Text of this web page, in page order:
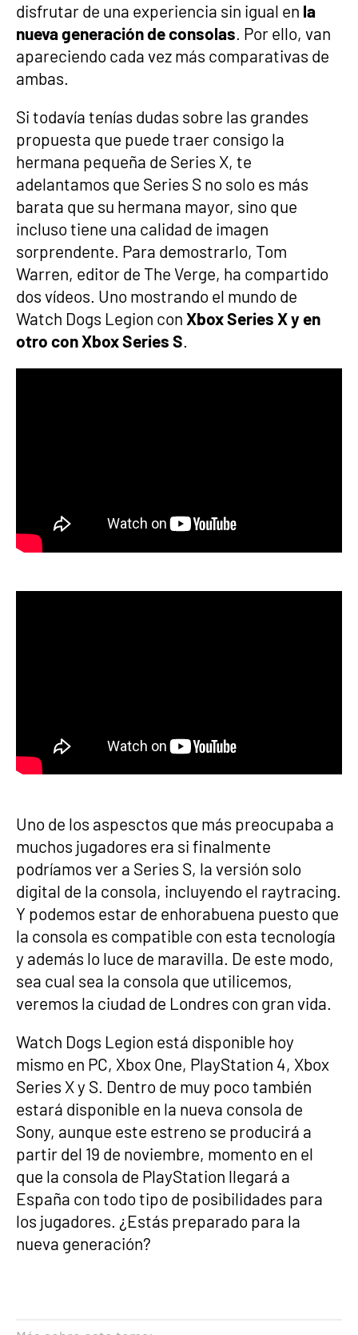
disfrutar de una experiencia sin igual en la
nueva generación de consolas. Por ello, van
apareciendo cada vez más comparativas de
ambas.
Si todavía tenías dudas sobre las grandes
propuesta que puede traer consigo la
hermana pequeña de Series X, te
adelantamos que Series S no solo es más
barata que su hermana mayor, sino que
incluso tiene una calidad de imagen
sorprendente. Para demostrarlo, Tom
Warren, editor de The Verge, ha compartido
dos vídeos. Uno mostrando el mundo de
Watch Dogs Legion con Xbox Series X y en
otro con Xbox Series S.
Uno de los aspesctos que más preocupaba a
muchos jugadores era si finalmente
podríamos ver a Series S, la versión solo
digital de la consola, incluyendo el raytracing.
Y podemos estar de enhorabuena puesto que
la consola es compatible con esta tecnología
y además lo luce de maravilla. De este modo,
sea cual sea la consola que utilicemos,
veremos la ciudad de Londres con gran vida.
Watch Dogs Legion está disponible hoy
mismo en PC, Xbox One, PlayStation 4, Xbox
Series X y S. Dentro de muy poco también
estará disponible en la nueva consola de
Sony, aunque este estreno se producirá a
partir del 19 de noviembre, momento en el
que la consola de PlayStation llegará a
España con todo tipo de posibilidades para
los jugadores. ¿Estás preparado para la
nueva generación?